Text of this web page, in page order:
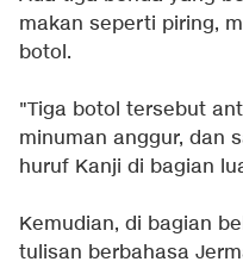
makan seperti piring,
botol.
"Tiga botol tersebut
minuman anggur, dan
huruf Kanji di bagian
Kemudian, di bagian
tulisan berbahasa